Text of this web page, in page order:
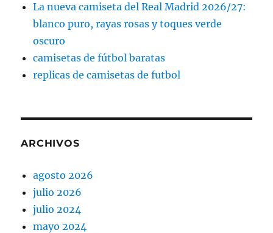
La nueva camiseta del Real Madrid 2026/27:
blanco puro, rayas rosas y toques verde
oscuro
camisetas de fútbol baratas
replicas de camisetas de futbol
ARCHIVOS
agosto 2026
julio 2026
julio 2024
mayo 2024